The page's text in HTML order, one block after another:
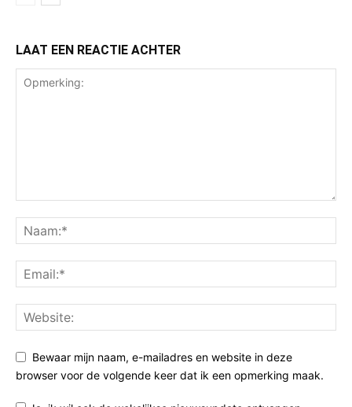
LAAT EEN REACTIE ACHTER
Bewaar mijn naam, e-mailadres en website in deze
browser voor de volgende keer dat ik een opmerking maak.